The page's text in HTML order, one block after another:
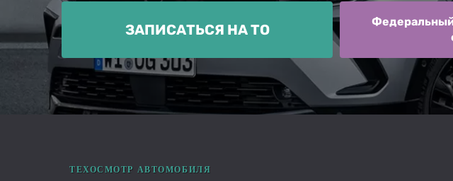
ЗАПИСАТЬСЯ НА ТО
Федеральный